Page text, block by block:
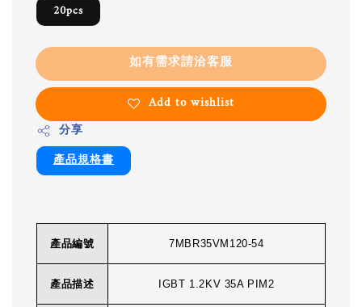
20pcs
如有需求請洽客服
Add to wishlist
分享
產品規格書
產品編號 7MBR35VM120-54
產品描述 IGBT 1.2KV 35A PIM2